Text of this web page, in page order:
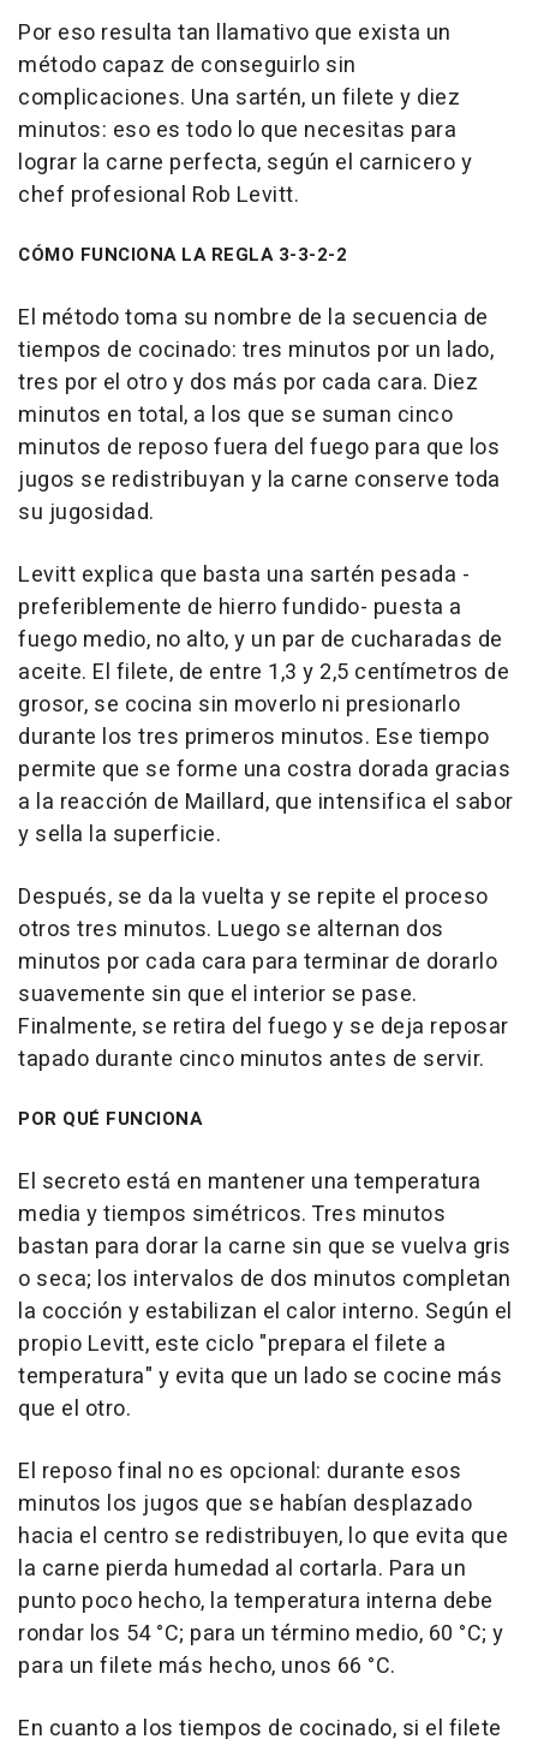
Por eso resulta tan llamativo que exista un
método capaz de conseguirlo sin
complicaciones. Una sartén, un filete y diez
minutos: eso es todo lo que necesitas para
lograr la carne perfecta, según el carnicero y
chef profesional Rob Levitt.
CÓMO FUNCIONA LA REGLA 3-3-2-2
El método toma su nombre de la secuencia de
tiempos de cocinado: tres minutos por un lado,
tres por el otro y dos más por cada cara. Diez
minutos en total, a los que se suman cinco
minutos de reposo fuera del fuego para que los
jugos se redistribuyan y la carne conserve toda
su jugosidad.
Levitt explica que basta una sartén pesada -
preferiblemente de hierro fundido- puesta a
fuego medio, no alto, y un par de cucharadas de
aceite. El filete, de entre 1,3 y 2,5 centímetros de
grosor, se cocina sin moverlo ni presionarlo
durante los tres primeros minutos. Ese tiempo
permite que se forme una costra dorada gracias
a la reacción de Maillard, que intensifica el sabor
y sella la superficie.
Después, se da la vuelta y se repite el proceso
otros tres minutos. Luego se alternan dos
minutos por cada cara para terminar de dorarlo
suavemente sin que el interior se pase.
Finalmente, se retira del fuego y se deja reposar
tapado durante cinco minutos antes de servir.
POR QUÉ FUNCIONA
El secreto está en mantener una temperatura
media y tiempos simétricos. Tres minutos
bastan para dorar la carne sin que se vuelva gris
o seca; los intervalos de dos minutos completan
la cocción y estabilizan el calor interno. Según el
propio Levitt, este ciclo "prepara el filete a
temperatura" y evita que un lado se cocine más
que el otro.
El reposo final no es opcional: durante esos
minutos los jugos que se habían desplazado
hacia el centro se redistribuyen, lo que evita que
la carne pierda humedad al cortarla. Para un
punto poco hecho, la temperatura interna debe
rondar los 54 °C; para un término medio, 60 °C; y
para un filete más hecho, unos 66 °C.
En cuanto a los tiempos de cocinado, si el filete